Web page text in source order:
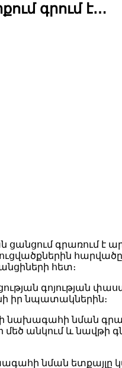
գրում է…
գրառում է
հետ։
գոյության
իր նպատակներին։
ի նախագահի նման
մեծ անկում և նավթի
նման ետքայլը